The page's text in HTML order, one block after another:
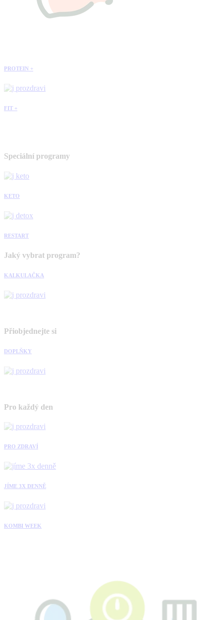
PROTEIN +
FIT +
Speciální programy
KETO
RESTART
Jaký vybrat program?
KALKULAČKA
Přiobjednejte si
DOPLŇKY
Pro každý den
PRO ZDRAVÍ
JÍME 3X DENNĚ
KOMBI WEEK